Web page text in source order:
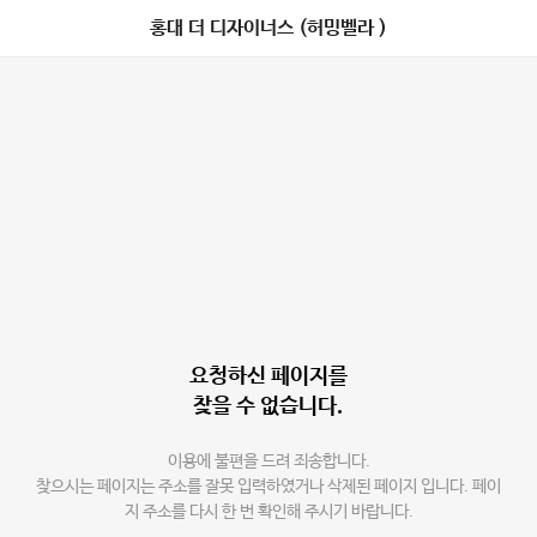
홍대 더 디자이너스 (허밍벨라 )
요청하신 페이지를
찾을 수 없습니다.
이용에 불편을 드려 죄송합니다.
찾으시는 페이지는 주소를 잘못 입력하였거나 삭제된 페이지 입니다. 페이
지 주소를 다시 한 번 확인해 주시기 바랍니다.